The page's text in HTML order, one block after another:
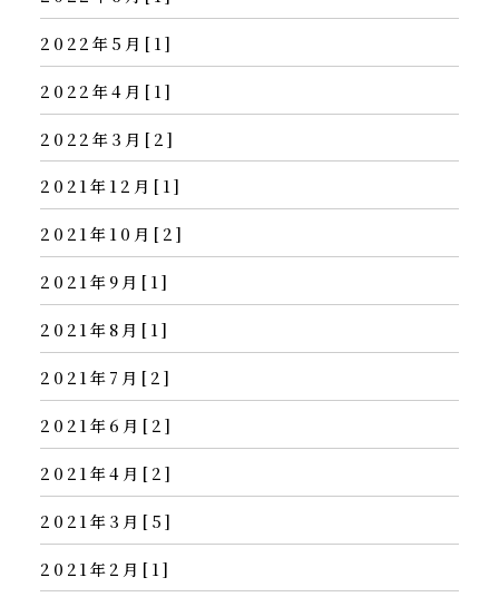
2022年5月[1]
2022年4月[1]
2022年3月[2]
2021年12月[1]
2021年10月[2]
2021年9月[1]
2021年8月[1]
2021年7月[2]
2021年6月[2]
2021年4月[2]
2021年3月[5]
2021年2月[1]